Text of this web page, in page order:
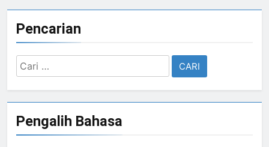
Pencarian
Cari
untuk:
Pengalih Bahasa